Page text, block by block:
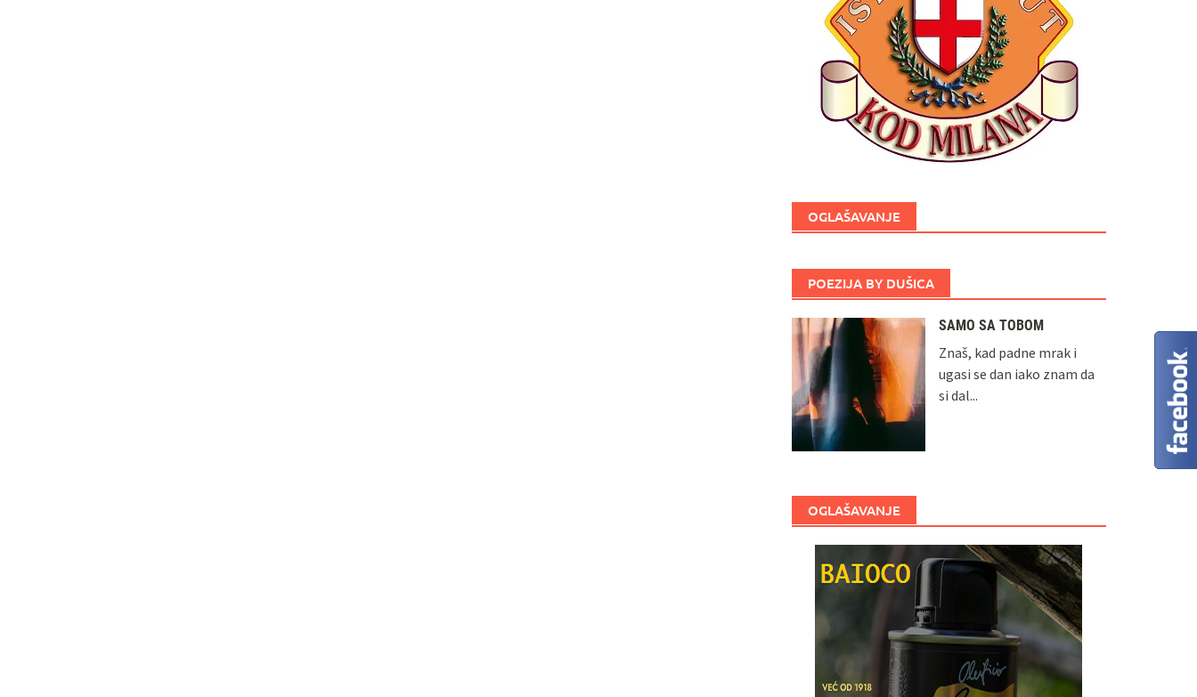
OGLAŠAVANJE
POEZIJA BY DUŠICA
SAMO SA TOBOM
Znaš, kad padne mrak i
ugasi se dan iako znam da
si dal...
OGLAŠAVANJE